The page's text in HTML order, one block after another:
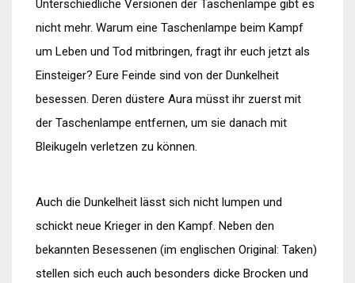
Unterschiedliche Versionen der Taschenlampe gibt es
nicht mehr. Warum eine Taschenlampe beim Kampf
um Leben und Tod mitbringen, fragt ihr euch jetzt als
Einsteiger? Eure Feinde sind von der Dunkelheit
besessen. Deren düstere Aura müsst ihr zuerst mit
der Taschenlampe entfernen, um sie danach mit
Bleikugeln verletzen zu können.
Auch die Dunkelheit lässt sich nicht lumpen und
schickt neue Krieger in den Kampf. Neben den
bekannten Besessenen (im englischen Original: Taken)
stellen sich euch auch besonders dicke Brocken und